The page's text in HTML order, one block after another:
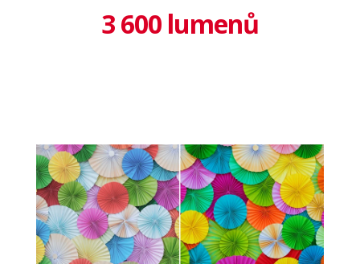
3 600 lumenů